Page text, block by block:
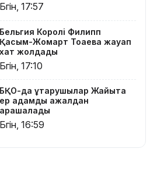
Қазақстан –
мемлекет,
ал «Заң
және
тәртіп»
баршаға
міндетті
Украина
Бүгін, 17:57
Бельгия Королі Филипп
Қасым-Жомарт Тоқаевқа жауап
хат жолдады
Бүгін, 17:10
БҚО-да құтқарушылар Жайықта
ер адамды ажалдан
арашалады
Бүгін, 16:59